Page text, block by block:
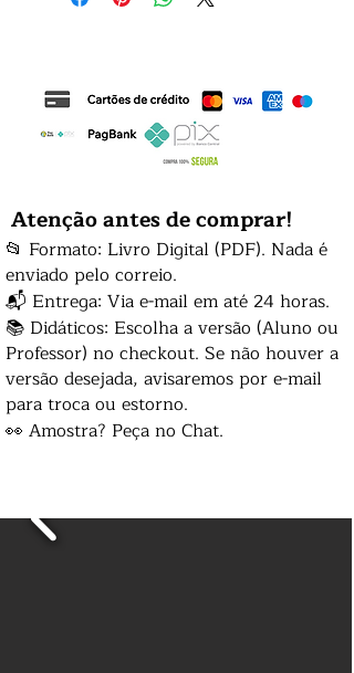
Atenção antes de comprar!
📂 Formato: Livro Digital (PDF). Nada é
enviado pelo correio.
📬 Entrega: Via e-mail em até 24 horas.
📚 Didáticos: Escolha a versão (Aluno ou
Professor) no checkout. Se não houver a
versão desejada, avisaremos por e-mail
para troca ou estorno.
👀 Amostra? Peça no Chat.